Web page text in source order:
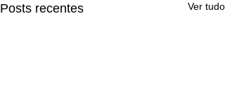
Posts recentes Ver tudo